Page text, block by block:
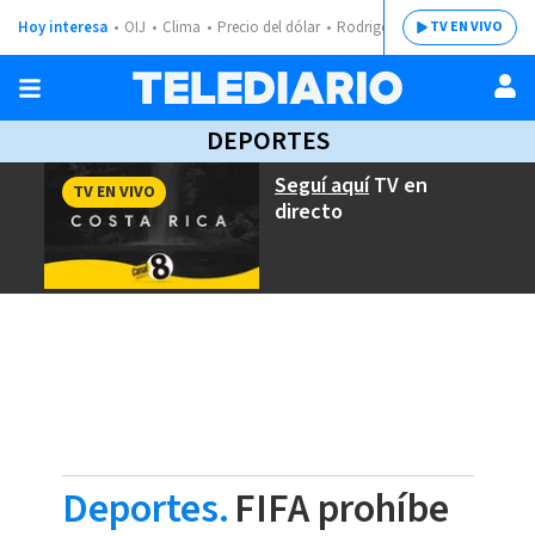
Hoy interesa OIJ Clima Precio del dólar Rodrigo ChavesTV EN VIVO
DEPORTES
Seguí aquíTV en
directo
TV EN VIVO
Deportes.FIFA prohíbe